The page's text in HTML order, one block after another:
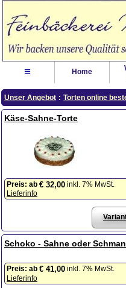
≡ Home
Unser Angebot : Torten online
Käse-Sahne-Torte
Preis: ab € 32,00 inkl. 7% MwSt.
Lieferinfo
Schoko - Sahne oder
Preis: ab € 41,00 inkl. 7% MwSt.
Lieferinfo